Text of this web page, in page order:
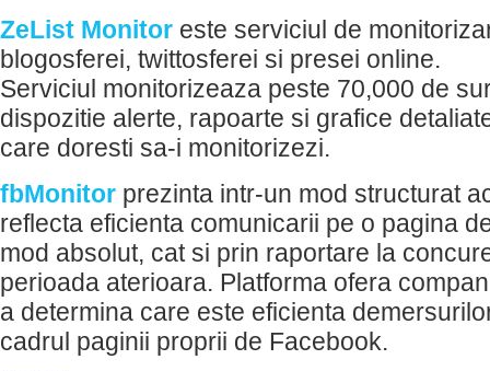
ZeList Monitor este serviciul de
blogosferei, twittosferei si presei online.
Serviciul monitorizeaza peste 70,000 de
dispozitie alerte, rapoarte si grafice
care doresti sa-i monitorizezi.
fbMonitor prezinta intr-un mod structurat
reflecta eficienta comunicarii pe o pagina
mod absolut, cat si prin raportare la
perioada aterioara. Platforma ofera
a determina care este eficienta
cadrul paginii proprii de Facebook.